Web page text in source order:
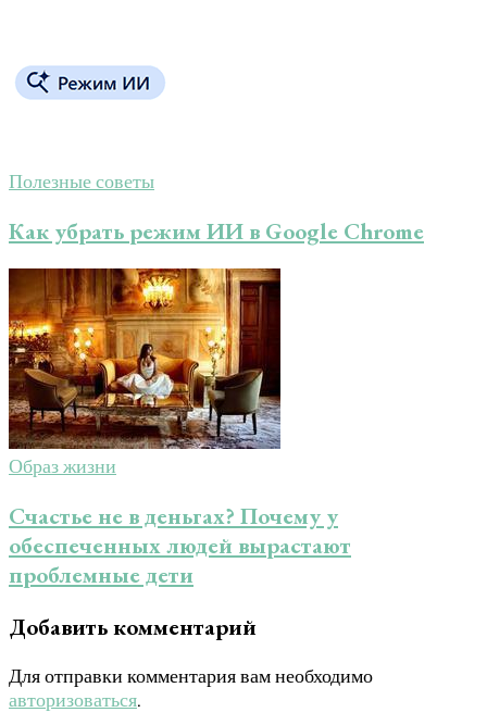
Полезные советы
Как убрать режим ИИ в Google Chrome
Образ жизни
Счастье не в деньгах? Почему у
обеспеченных людей вырастают
проблемные дети
Добавить комментарий
Для отправки комментария вам необходимо
авторизоваться.